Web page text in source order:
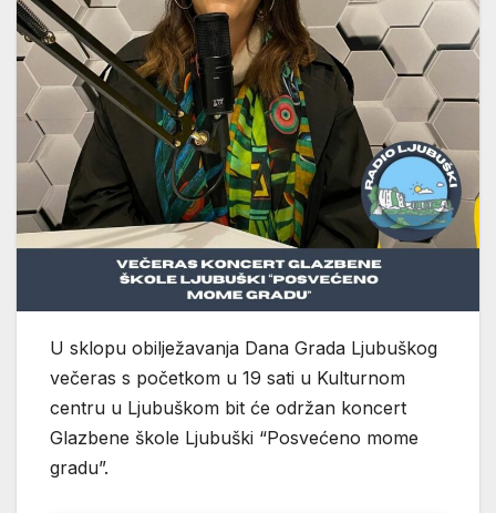
U sklopu obilježavanja Dana Grada Ljubuškog
večeras s početkom u 19 sati u Kulturnom
centru u Ljubuškom bit će održan koncert
Glazbene škole Ljubuški “Posvećeno mome
gradu”.